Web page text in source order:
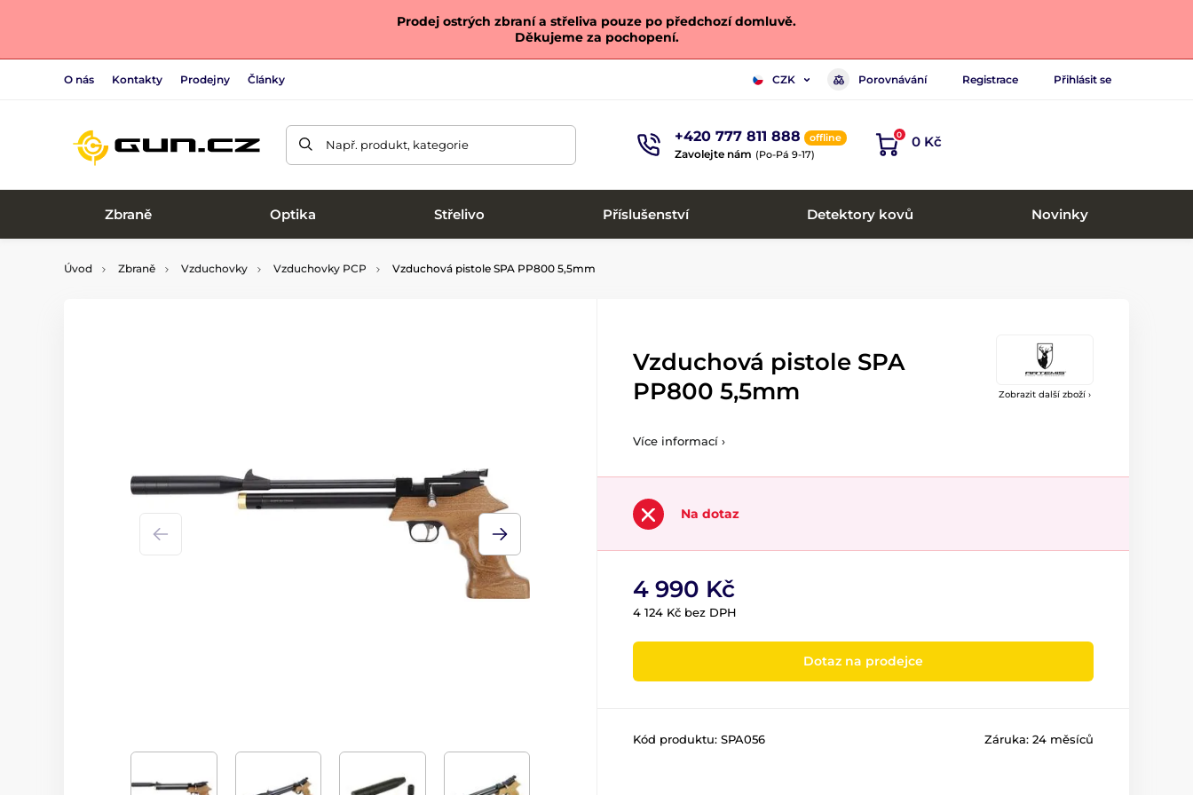
Prodej ostrých zbraní a střeliva pouze po předchozí domluvě.
Děkujeme za pochopení.
O nás Kontakty Prodejny Články CZK Porovnávání Registrace Přihlásit se
Např. produkt, kategorie +420 777 811 888 offline
Zavolejte nám (Po-Pá 9-17)
0 0 Kč
Zbraně Optika Střelivo Příslušenství Detektory kovů Novinky
Úvod Zbraně Vzduchovky Vzduchovky PCP Vzduchová pistole SPA PP800 5,5mm
Zobrazit další zboží ›
Vzduchová pistole SPA
PP800 5,5mm
Více informací ›
Na dotaz
4 990 Kč
4 124 Kč bez DPH
Dotaz na prodejce
Kód produktu: SPA056 Záruka: 24 měsíců